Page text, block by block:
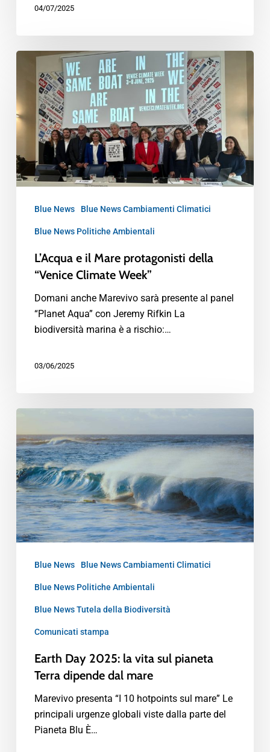
04/07/2025
Blue News Blue News Cambiamenti Climatici
Blue News Politiche Ambientali
L’Acqua e il Mare protagonisti della
“Venice Climate Week”
Domani anche Marevivo sarà presente al panel
“Planet Aqua” con Jeremy Rifkin La
biodiversità marina è a rischio:…
03/06/2025
Blue News Blue News Cambiamenti Climatici
Blue News Politiche Ambientali
Blue News Tutela della Biodiversità
Comunicati stampa
Earth Day 2025: la vita sul pianeta
Terra dipende dal mare
Marevivo presenta “I 10 hotpoints sul mare” Le
principali urgenze globali viste dalla parte del
Pianeta Blu È…